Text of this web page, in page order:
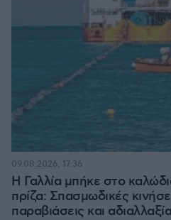
Η Γαλλία μπήκε στο
πρίζα: Σπασμωδικές
παραβιάσεις και
09.08.2026, 17:36